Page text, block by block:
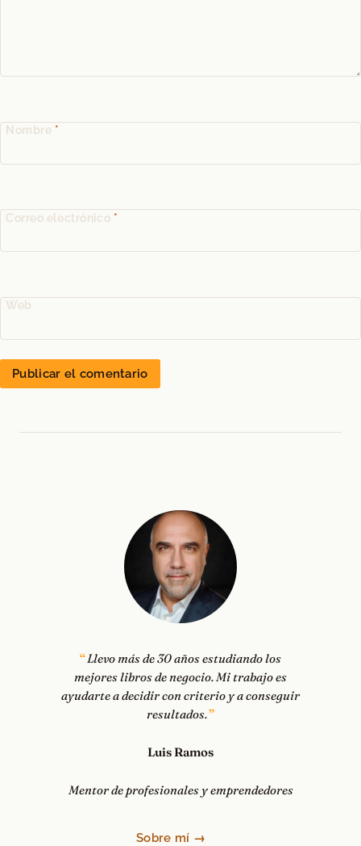
Nombre *
Correo electrónico *
Web
Llevo más de 30 años estudiando los
mejores libros de negocio. Mi trabajo es
ayudarte a decidir con criterio y a conseguir
resultados.
Luis Ramos
Mentor de profesionales y emprendedores
Sobre mí →